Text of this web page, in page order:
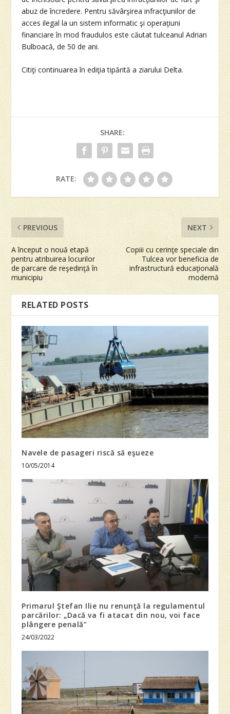
abuz de încredere. Pentru săvârşirea infracţiunilor de
acces ilegal la un sistem informatic şi operaţiuni
financiare în mod fraudulos este căutat tulceanul Adrian
Bulboacă, de 50 de ani.
Citiţi continuarea în ediţia tipărită a ziarului Delta.
SHARE:
RATE:
PREVIOUS
A început o nouă etapă
pentru atribuirea locurilor
de parcare de reşedinţă în
municipiu
NEXT
Copiii cu cerinţe speciale din
Tulcea vor beneficia de
infrastructură educaţională
modernă
RELATED POSTS
Navele de pasageri riscă să eşueze
10/05/2014
Primarul Ştefan Ilie nu renunţă la regulamentul
parcărilor: „Dacă va fi atacat din nou, voi face
plângere penală”
24/03/2022